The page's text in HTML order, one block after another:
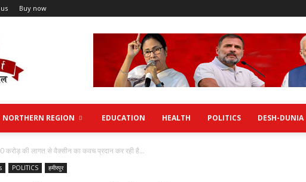
Buy now
NORTHERN REGION EDUCATION HEALTH POLITICS DESH-DUNIA
करोड़ की लागत से वैक्सीन का कवच प्रदान कर रही है...
POLITICS हमीरपुर